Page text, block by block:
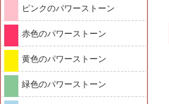
ピンクのパワーストーン
赤色のパワーストーン
黄色のパワーストーン
緑色のパワーストーン